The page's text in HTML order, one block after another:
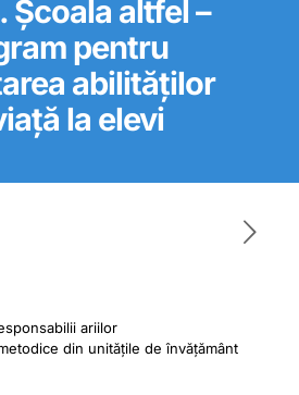
Școala altfel –
pentru
abilităților
la elevi
ariilor
din unitățile de învățământ